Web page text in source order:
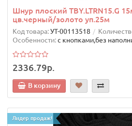
Шнур плоский TBY.LTRN15.G
цв.черный/золото уп.25м
Код товара:УТ-00113518
Особенности:с кнопками,без
2336.79р.
В корзину
Лидер продаж!